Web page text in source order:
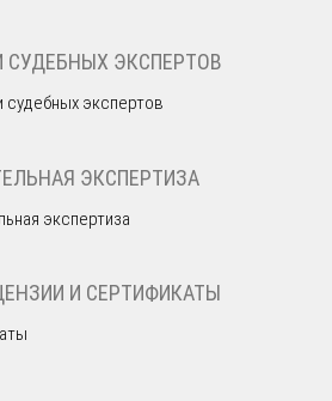
СУДЕБНЫХ ЭКСПЕРТОВ
ЭКСПЕРТИЗА
И СЕРТИФИКАТЫ